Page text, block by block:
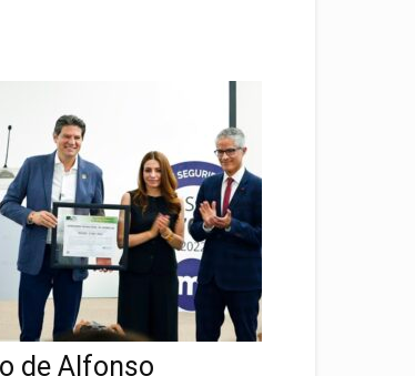
de Alfonso